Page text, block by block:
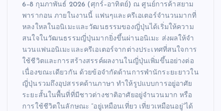
6–8 กุมภาพันธ์ 2026 (ศุกร์–อาทิตย์) ณ ศูนย์การค้าสยาม
พารากอน ภายในงานนี้ แฟนๆและครีเอเตอร์จำนวนมากที่
หลงใหลในอนิเมะและวัฒนธรรมของญี่ปุ่นได้เริ่มให้ความ
สนใจในวัฒนธรรมญี่ปุ่นมากยิ่งขึ้นผ่านอนิเมะ ส่งผลให้จำ
นวนแฟนอนิเมะและครีเอเตอร์จากต่างประเทศที่สนใจการ
ใช้ชีวิตและการสร้างสรรค์ผลงานในญี่ปุ่นเพิ่มขึ้นอย่างต่อ
เนื่องขณะเดียวกัน ด้วยข้อจำกัดด้านการพำนักระยะยาวใน
ญี่ปุ่นรวมถึงอุปสรรคด้านภาษา ทำให้รูปแบบการอยู่อาศัย
ระยะสั้นในพื้นที่ที่มีชาวต่างชาติอาศัยอยู่จำนวนมาก หรือ
การใช้ชีวิตในลักษณะ “อยู่เหมือนเที่ยว เที่ยวเหมือนอยู่”ได้